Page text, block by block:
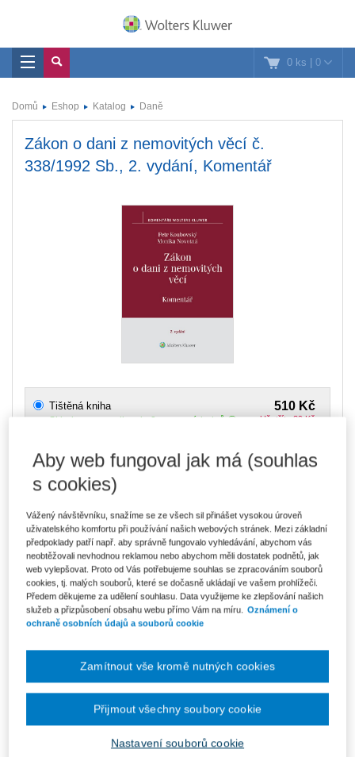
0 ks | 0
Domů Eshop Katalog Daně
Zákon o dani z nemovitých věcí č.
338/1992 Sb., 2. vydání, Komentář
510 Kč
Ušetříte 89 Kč
Tištěná kniha
Skladem - expedice do 2 pracovních dnů
434 Kč
E-kniha Smarteca + soubory ke stažení
V prodeji - ihned k dispozici
Co je Smarteca?
727 Kč
Ušetříte 382 Kč
DMOC 1 109 Kč
Balíček - Tištěná kniha + E-kniha
Smarteca + soubory ke stažení
Skladem- expedice do 2 pracovních dnů
Co je Smarteca?
důvodů nemůžeme vystavovat daňové doklady. Budou vám
zaslány dodatečně e-mailem.
Aby web fungoval jak má (souhlas
s cookies)
Vážený návštěvníku, snažíme se ze všech sil přinášet vysokou úroveň
uživatelského komfortu při používání našich webových stránek. Mezi základní
předpoklady patří např. aby správně fungovalo vyhledávání, abychom vás
neobtěžovali nevhodnou reklamou nebo abychom měli dostatek podnětů, jak
web vylepšovat. Proto od Vás potřebujeme souhlas se zpracováním souborů
cookies, tj. malých souborů, které se dočasně ukládají ve vašem prohlížeči.
Předem děkujeme za udělení souhlasu. Data využijeme ke zlepšování našich
služeb a přizpůsobení obsahu webu přímo Vám na míru. Oznámení o
ochraně osobních údajů a souborů cookie
Nastavení souborů cookie
Zamítnout vše kromě nutných cookies
Přijmout všechny soubory cookie